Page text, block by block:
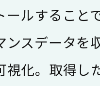
ールすること
ンスデータを
視化。取得し